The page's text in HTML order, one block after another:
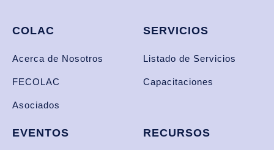
COLAC
Acerca de Nosotros
FECOLAC
Asociados
SERVICIOS
Listado de Servicios
Capacitaciones
EVENTOS RECURSOS